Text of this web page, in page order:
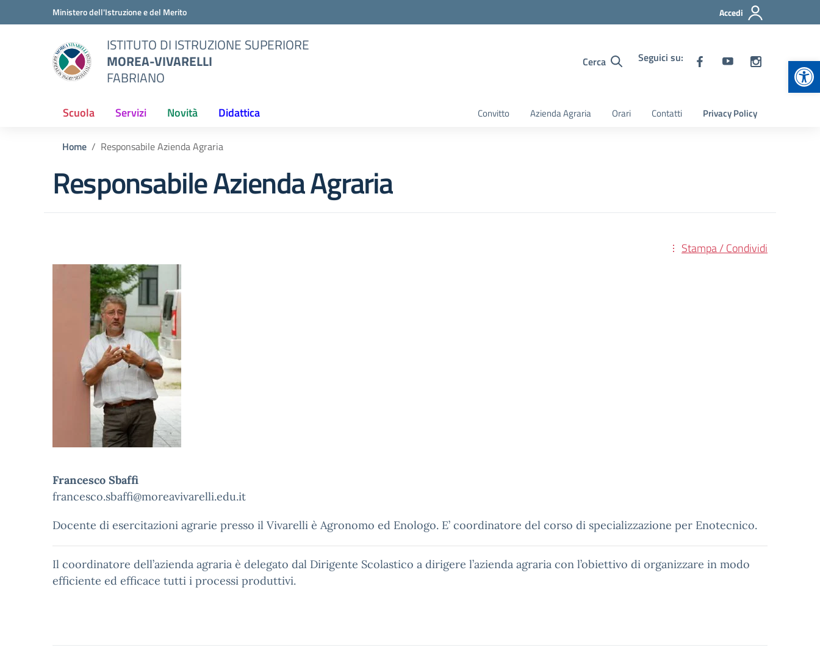
Vai ai contenuti
Vai al menu di navigazioneMinistero dell'Istruzione e del Merito Accedi
ISTITUTO DI ISTRUZIONE SUPERIORE
MOREA-VIVARELLI
FABRIANO
Cerca Seguici su:
Scuola Servizi Novità Didattica Convitto Azienda Agraria Orari Contatti Privacy Policy
Home Responsabile Azienda Agraria
Responsabile Azienda Agraria
Stampa / Condividi
Francesco Sbaffi
francesco.sbaffi@moreavivarelli.edu.it
Docente di esercitazioni agrarie presso il Vivarelli è Agronomo ed Enologo. E’ coordinatore del corso di specializzazione per Enotecnico.
Il coordinatore dell’azienda agraria è delegato dal Dirigente Scolastico a dirigere l’azienda agraria con l’obiettivo di organizzare in modo
efficiente ed efficace tutti i processi produttivi.